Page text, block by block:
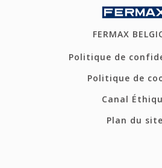
FERMAX
Politique de
Politique de
Canal
Plan du site